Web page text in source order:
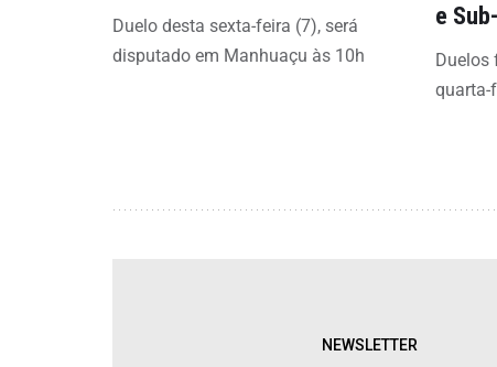
Duelo desta sexta-feira (7), será
disputado em Manhuaçu às 10h
e
Duelos
quarta-
NEWSLETTER